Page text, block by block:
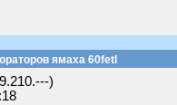
ямаха 60fetl
)